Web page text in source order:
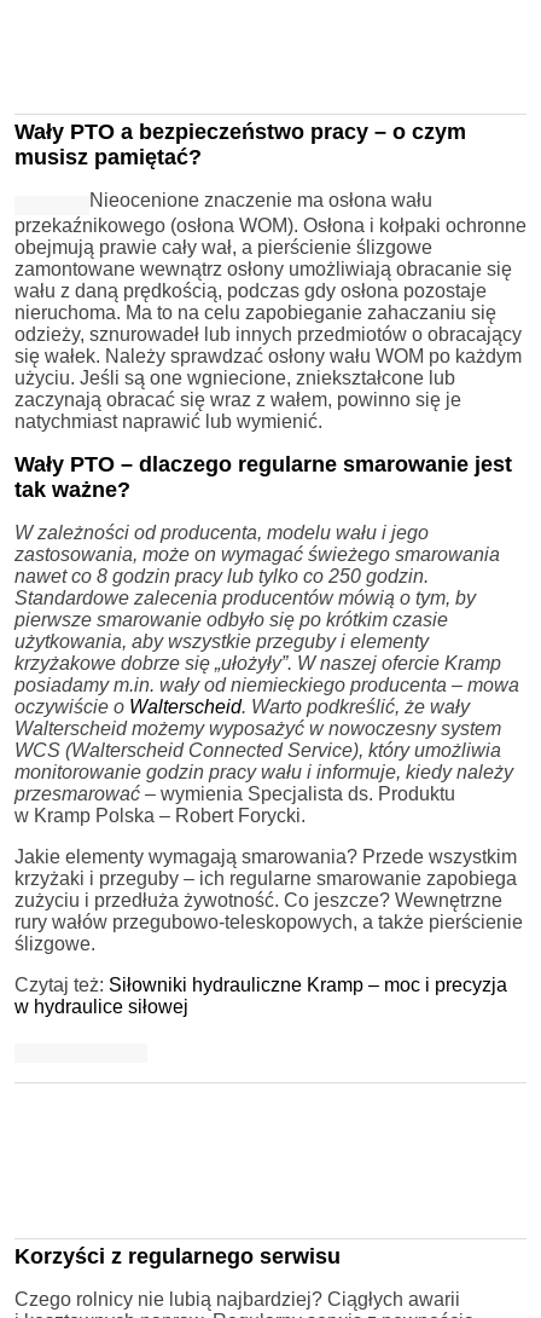
Wały PTO a bezpieczeństwo pracy – o czym
musisz pamiętać?
Nieocenione znaczenie ma osłona wału
przekaźnikowego (osłona WOM). Osłona i kołpaki ochronne
obejmują prawie cały wał, a pierścienie ślizgowe
zamontowane wewnątrz osłony umożliwiają obracanie się
wału z daną prędkością, podczas gdy osłona pozostaje
nieruchoma. Ma to na celu zapobieganie zahaczaniu się
odzieży, sznurowadeł lub innych przedmiotów o obracający
się wałek. Należy sprawdzać osłony wału WOM po każdym
użyciu. Jeśli są one wgniecione, zniekształcone lub
zaczynają obracać się wraz z wałem, powinno się je
natychmiast naprawić lub wymienić.
Wały PTO – dlaczego regularne smarowanie jest
tak ważne?
W zależności od producenta, modelu wału i jego
zastosowania, może on wymagać świeżego smarowania
nawet co 8 godzin pracy lub tylko co 250 godzin.
Standardowe zalecenia producentów mówią o tym, by
pierwsze smarowanie odbyło się po krótkim czasie
użytkowania, aby wszystkie przeguby i elementy
krzyżakowe dobrze się „ułożyły”. W naszej ofercie Kramp
posiadamy m.in. wały od niemieckiego producenta – mowa
oczywiście o Walterscheid. Warto podkreślić, że wały
Walterscheid możemy wyposażyć w nowoczesny system
WCS (Walterscheid Connected Service), który umożliwia
monitorowanie godzin pracy wału i informuje, kiedy należy
przesmarować – wymienia Specjalista ds. Produktu
w Kramp Polska – Robert Forycki.
Jakie elementy wymagają smarowania? Przede wszystkim
krzyżaki i przeguby – ich regularne smarowanie zapobiega
zużyciu i przedłuża żywotność. Co jeszcze? Wewnętrzne
rury wałów przegubowo-teleskopowych, a także pierścienie
ślizgowe.
Czytaj też: Siłowniki hydrauliczne Kramp – moc i precyzja
w hydraulice siłowej
Korzyści z regularnego serwisu
Czego rolnicy nie lubią najbardziej? Ciągłych awarii